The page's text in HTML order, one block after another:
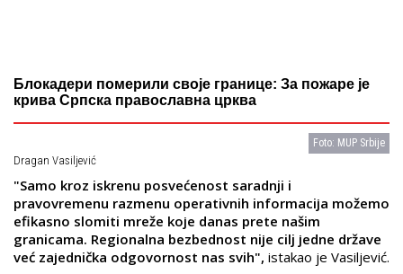
Foto: MUP Srbije
Блокадери померили своје границе: За пожаре је
крива Српска православна црква
Dragan Vasiljević
"Samo kroz iskrenu posvećenost saradnji i
pravovremenu razmenu operativnih informaciјa možemo
efikasno slomiti mreže koјe danas prete našim
granicama. Regionalna bezbednost niјe cilj јedne države
već zaјednička odgovornost nas svih", istakao јe Vasiljević.